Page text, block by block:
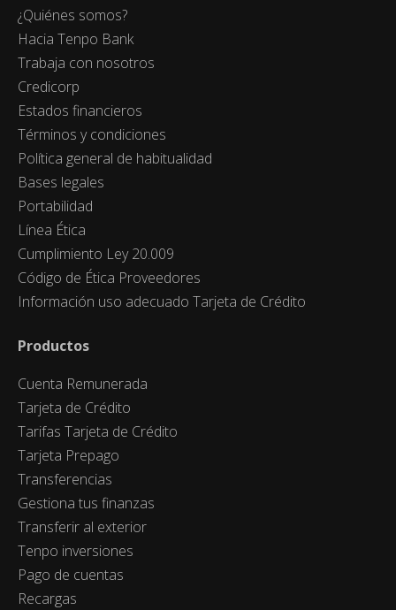
¿Quiénes somos?
Hacia Tenpo Bank
Trabaja con nosotros
Credicorp
Estados financieros
Términos y condiciones
Política general de habitualidad
Bases legales
Portabilidad
Línea Ética
Cumplimiento Ley 20.009
Código de Ética Proveedores
Información uso adecuado Tarjeta de Crédito
Productos
Cuenta Remunerada
Tarjeta de Crédito
Tarifas Tarjeta de Crédito
Tarjeta Prepago
Transferencias
Gestiona tus finanzas
Transferir al exterior
Tenpo inversiones
Pago de cuentas
Recargas